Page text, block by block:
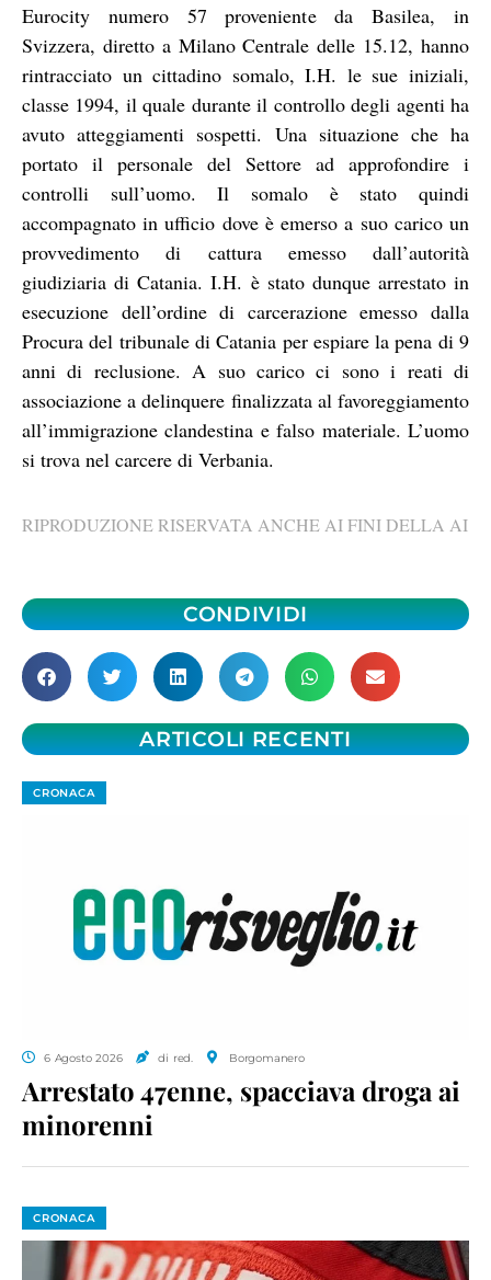
Eurocity numero 57 proveniente da Basilea, in
Svizzera, diretto a Milano Centrale delle 15.12, hanno
rintracciato un cittadino somalo, I.H. le sue iniziali,
classe 1994, il quale durante il controllo degli agenti ha
avuto atteggiamenti sospetti. Una situazione che ha
portato il personale del Settore ad approfondire i
controlli sull’uomo. Il somalo è stato quindi
accompagnato in ufficio dove è emerso a suo carico un
provvedimento di cattura emesso dall’autorità
giudiziaria di Catania. I.H. è stato dunque arrestato in
esecuzione dell’ordine di carcerazione emesso dalla
Procura del tribunale di Catania per espiare la pena di 9
anni di reclusione. A suo carico ci sono i reati di
associazione a delinquere finalizzata al favoreggiamento
all’immigrazione clandestina e falso materiale. L’uomo
si trova nel carcere di Verbania.
RIPRODUZIONE RISERVATA ANCHE AI FINI DELLA AI
CONDIVIDI
ARTICOLI RECENTI
CRONACA
6 Agosto 2026 di red. Borgomanero
Arrestato 47enne, spacciava droga ai
minorenni
CRONACA